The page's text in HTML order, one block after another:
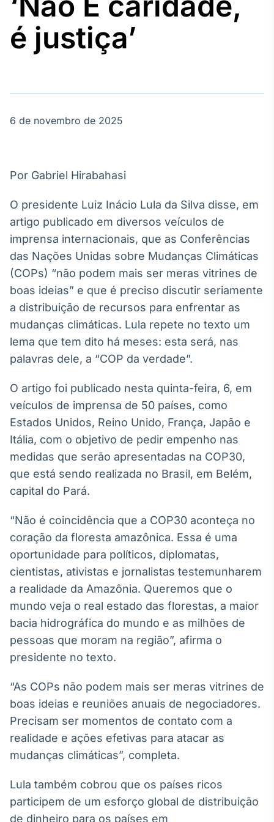
Agro
Broadcast
Energia
energia elétrica
no Brasil
Broadcast
White Label
Plataforma para
conteúdos
personalizados
Soluções de Dados
e Conteúdos
OTC
Plataforma para
negociação de
ativos
Broadcast
Datafeed
conteúdos e
dados
Broadcast
Ticker
Cotações e
headlines de
notícias
Broadcast
para conteúdos e
funcionalidades
Broadcast
Wallboard
dados para
displays e telas
é justiça’
6 de novembro de 2025
Por Gabriel Hirabahasi
O presidente Luiz Inácio Lula da Silva disse, em
artigo publicado em diversos veículos de
imprensa internacionais, que as Conferências
das Nações Unidas sobre Mudanças Climáticas
(COPs) “não podem mais ser meras vitrines de
boas ideias” e que é preciso discutir seriamente
a distribuição de recursos para enfrentar as
mudanças climáticas. Lula repete no texto um
lema que tem dito há meses: esta será, nas
palavras dele, a “COP da verdade”.
O artigo foi publicado nesta quinta-feira, 6, em
veículos de imprensa de 50 países, como
Estados Unidos, Reino Unido, França, Japão e
Itália, com o objetivo de pedir empenho nas
medidas que serão apresentadas na COP30,
que está sendo realizada no Brasil, em Belém,
capital do Pará.
“Não é coincidência que a COP30 aconteça no
coração da floresta amazônica. Essa é uma
oportunidade para políticos, diplomatas,
cientistas, ativistas e jornalistas testemunharem
a realidade da Amazônia. Queremos que o
mundo veja o real estado das florestas, a maior
bacia hidrográfica do mundo e as milhões de
pessoas que moram na região”, afirma o
presidente no texto.
“As COPs não podem mais ser meras vitrines de
boas ideias e reuniões anuais de negociadores.
Precisam ser momentos de contato com a
realidade e ações efetivas para atacar as
mudanças climáticas”, completa.
Lula também cobrou que os países ricos
participem de um esforço global de distribuição
de dinheiro para os países em